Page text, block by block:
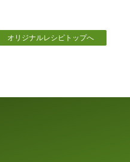
オリジナルレシピトップへ